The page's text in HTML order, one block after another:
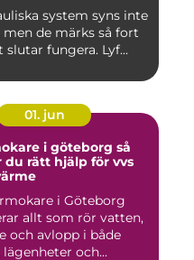
system syns inte
de märks så fort
slutar fungera. Lyf...
01. jun
i göteborg så
du rätt hjälp för vvs
i Göteborg
allt som rör vatten,
och avlopp i både
och...